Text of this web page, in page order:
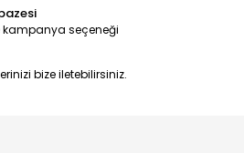
kampanya seçeneği
bize iletebilirsiniz.